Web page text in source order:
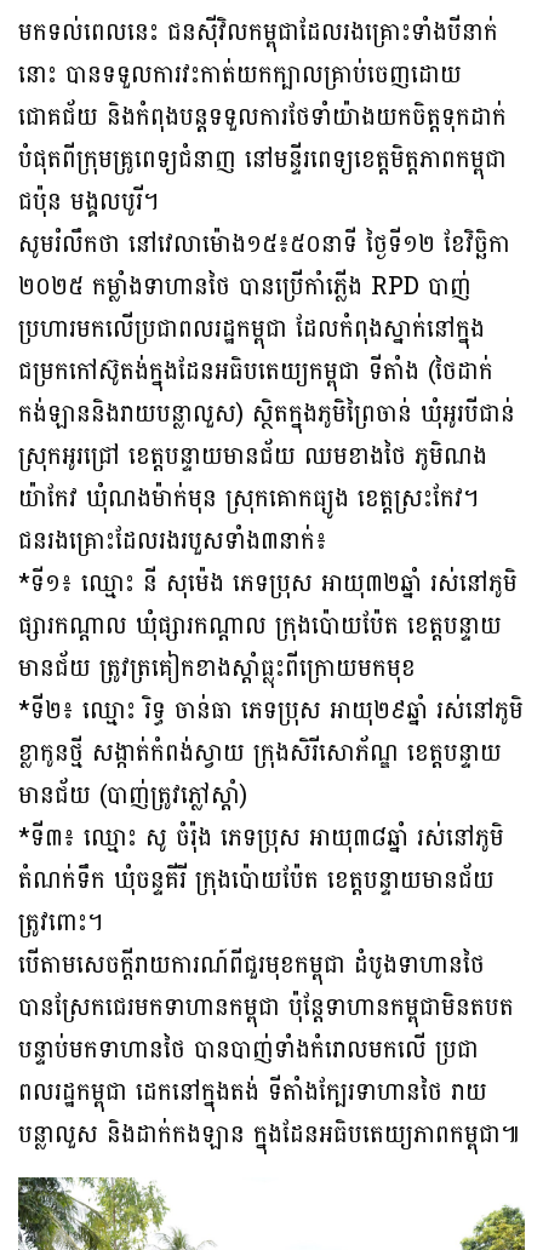
មកទល់ពេលនេះ ជនស៉ីវិលកម្ពុជាដែលរងគ្រោះទាំងបីនាក់
នោះ បានទទួលការវះកាត់យកក្បាលគ្រាប់ចេញដោយ
ជោគជ័យ និងកំពុងបន្ដទទួលការថែទាំយ៉ាងយកចិត្តទុកដាក់
បំផុតពីក្រុមគ្រូពេទ្យជំនាញ នៅមន្ទីរពេទ្យខេត្តមិត្តភាពកម្ពុជា
ជប៉ុន មង្គលបូរី។
សូមរំលឹកថា នៅវេលាម៉ោង១៥៖៥០នាទី ថ្ងៃទី១២ ខែវិច្ឆិកា
២០២៥ កម្លាំងទាហានថៃ បានប្រើកាំភ្លើង RPD បាញ់
ប្រហារមកលើប្រជាពលរដ្ឋកម្ពុជា ដែលកំពុងស្នាក់នៅក្នុង
ជម្រកកៅស៊ូតង់ក្នុងដែនអធិបតេយ្យកម្ពុជា ទីតាំង (ថៃដាក់
កង់ឡាននិងរាយបន្លាលួស) ស្ថិតក្នុងភូមិព្រៃចាន់ ឃុំអូរបីជាន់
ស្រុកអូរជ្រៅ ខេត្តបន្ទាយមានជ័យ ឈមខាងថៃ ភូមិណង
យ៉ាកែវ ឃុំណងម៉ាក់មុន ស្រុកគោកធ្យូង ខេត្តស្រះកែវ។
ជនរងគ្រោះដែលរងរបួសទាំង៣នាក់៖
*ទី១៖ ឈ្មោះ នី សុម៉េង ភេទប្រុស អាយុ៣២ឆ្នាំ រស់នៅភូមិ
ផ្សារកណ្ដាល ឃុំផ្សារកណ្ដាល ក្រុងប៉ោយប៉ែត ខេត្តបន្ទាយ
មានជ័យ ត្រូវត្រគៀកខាងស្ដាំធ្លុះពីក្រោយមកមុខ
*ទី២៖ ឈ្មោះ រិទ្ធ ចាន់ធា ភេទប្រុស អាយុ២៩ឆ្នាំ រស់នៅភូមិ
ខ្លាកូនថ្មី សង្កាត់កំពង់ស្វាយ ក្រុងសិរីសោភ័ណ្ឌ ខេត្តបន្ទាយ
មានជ័យ (បាញ់ត្រូវភ្លៅស្តាំ)
*ទី៣៖ ឈ្មោះ សូ ចំរ៉ុង ភេទប្រុស អាយុ៣៨ឆ្នាំ រស់នៅភូមិ
តំណក់ទឹក ឃុំចន្ទគីរី ក្រុងប៉ោយប៉ែត ខេត្តបន្ទាយមានជ័យ
ត្រូវពោះ។
បើតាមសេចក្ដីរាយការណ៍ពីជួរមុខកម្ពុជា ដំបូងទាហានថៃ
បានស្រែកជេរមកទាហានកម្ពុជា ប៉ុន្តែទាហានកម្ពុជាមិនតបត
បន្ទាប់មកទាហានថៃ បានបាញ់ទាំងកំរោលមកលើ ប្រជា
ពលរដ្ឋកម្ពុជា ដេកនៅក្នុងតង់ ទីតាំងក្បែរទាហានថៃ រាយ
បន្លាលួស និងដាក់កងឡាន ក្នុងដែនអធិបតេយ្យភាពកម្ពុជា៕